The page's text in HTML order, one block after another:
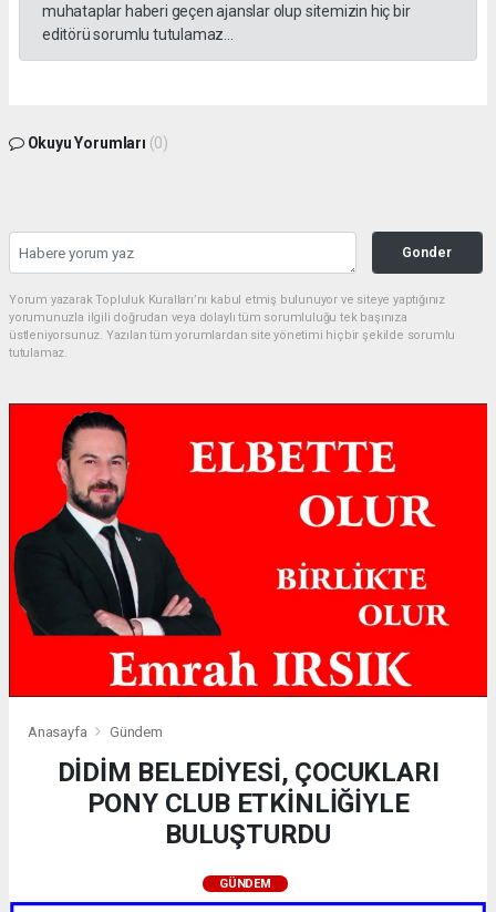
muhataplar haberi geçen ajanslar olup sitemizin hiç bir
editörü sorumlu tutulamaz...
Okuyu Yorumları (0)
Gonder
Yorum yazarak Topluluk Kuralları’nı kabul etmiş bulunuyor ve siteye yaptığınız
yorumunuzla ilgili doğrudan veya dolaylı tüm sorumluluğu tek başınıza
üstleniyorsunuz. Yazılan tüm yorumlardan site yönetimi hiçbir şekilde sorumlu
tutulamaz.
Anasayfa Gündem
DİDİM BELEDİYESİ, ÇOCUKLARI
PONY CLUB ETKİNLİĞİYLE
BULUŞTURDU
GÜNDEM